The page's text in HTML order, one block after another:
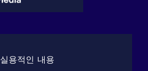
실용적인 내용